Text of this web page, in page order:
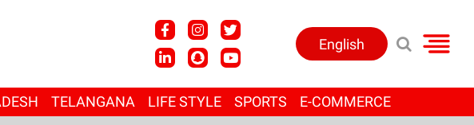
English
TELANGANA LIFE STYLE SPORTS E-COMMERCE